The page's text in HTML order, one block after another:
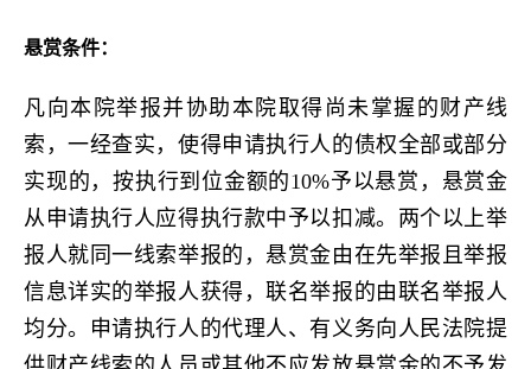
悬赏条件：
凡向本院举报并协助本院取得尚未掌握的财产线
索，一经查实，使得申请执行人的债权全部或部分
实现的，按执行到位金额的10%予以悬赏，悬赏金
从申请执行人应得执行款中予以扣减。两个以上举
报人就同一线索举报的，悬赏金由在先举报且举报
信息详实的举报人获得，联名举报的由联名举报人
均分。申请执行人的代理人、有义务向人民法院提